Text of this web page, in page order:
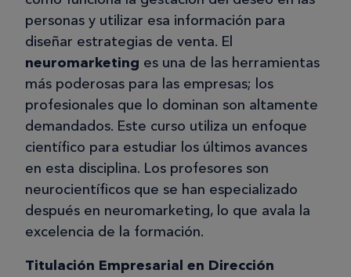
personas y utilizar esa información para
diseñar estrategias de venta. El
neuromarketing es una de las herramientas
más poderosas para las empresas; los
profesionales que lo dominan son altamente
demandados. Este curso utiliza un enfoque
científico para estudiar los últimos avances
en esta disciplina. Los profesores son
neurocientíficos que se han especializado
después en neuromarketing, lo que avala la
excelencia de la formación.
Titulación Empresarial en Dirección